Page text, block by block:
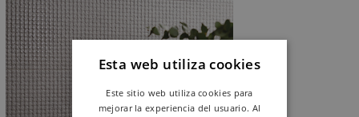
Esta web utiliza cookies
Este sitio web utiliza cookies para
mejorar la experiencia del usuario. Al